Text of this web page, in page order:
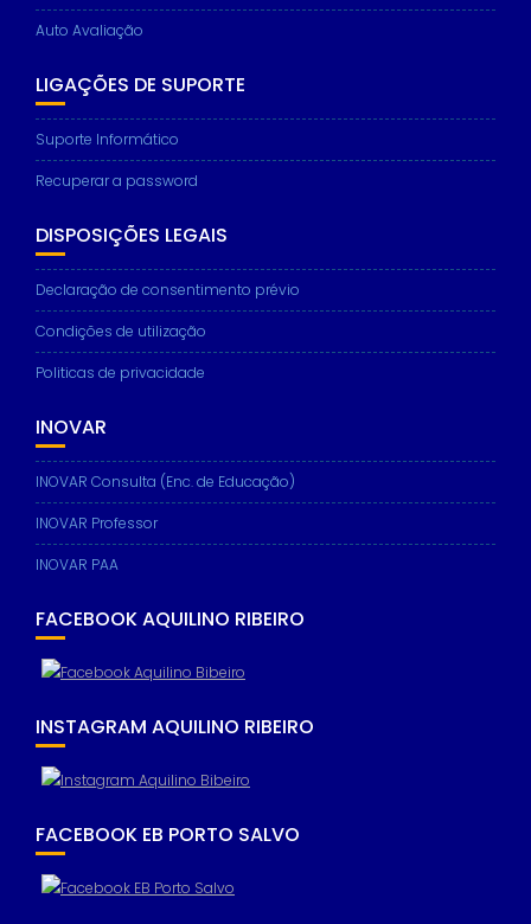
Auto Avaliação
LIGAÇÕES DE SUPORTE
Suporte Informático
Recuperar a password
DISPOSIÇÕES LEGAIS
Declaração de consentimento prévio
Condições de utilização
Politicas de privacidade
INOVAR
INOVAR Consulta (Enc. de Educação)
INOVAR Professor
INOVAR PAA
FACEBOOK AQUILINO RIBEIRO
INSTAGRAM AQUILINO RIBEIRO
FACEBOOK EB PORTO SALVO